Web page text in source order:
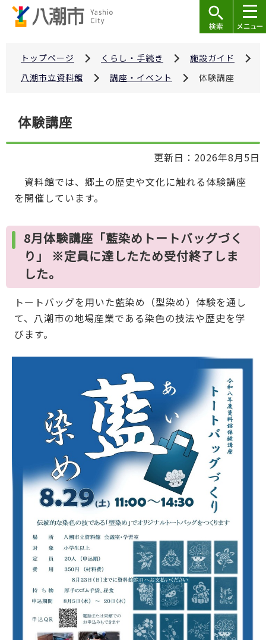
トップページ くらし・手続き
施設ガイド
八潮市立資料館
講座・イベント 体験講座
こ
体験講座
更新日：2026年8月5日
資料館では、郷土の歴史や文化に触れる体験講座
を開催しています。
8月体験講座「藍染めトートバッグづく
り」 ※定員に達したため受付終了しま
した。
トートバッグを用いた藍染め（型染め）体験を通し
て、八潮市の地場産業である染色の技法や歴史を学
びます。